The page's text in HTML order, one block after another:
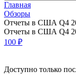
Главная
Обзоры
Отчеты в США Q4
Отчеты в США Q4
100 ₽
Доступно только